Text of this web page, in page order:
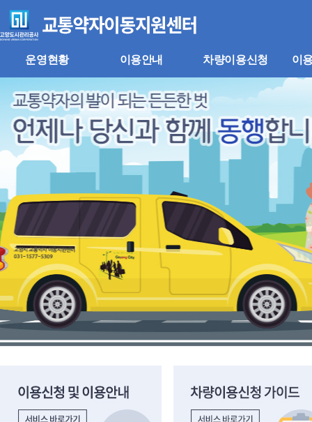
뉴
바
기
바
로
운영현황 이용안내 차량이용신청 이